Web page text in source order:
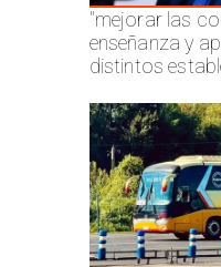
"mejorar las
enseñanza y
distintos